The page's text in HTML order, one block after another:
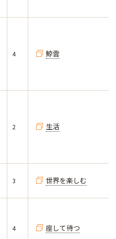
4 鯨雲
2 生活
3 世界を楽しむ
4 座して待つ